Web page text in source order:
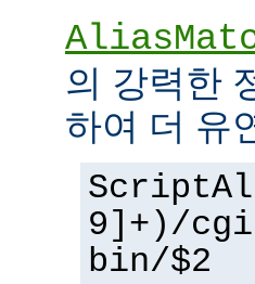
의 강력한
하여 더 유
9]+)/
bin/$2